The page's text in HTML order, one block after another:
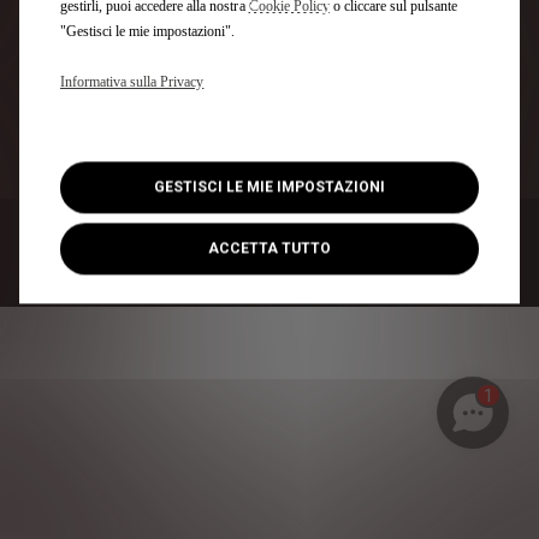
gestirli, puoi accedere alla nostra Cookie Policyo cliccare sul pulsante
"Gestisci le mie impostazioni".
Informativa sulla Privacy
GESTISCI LE MIE IMPOSTAZIONI
ACCETTA TUTTO
1